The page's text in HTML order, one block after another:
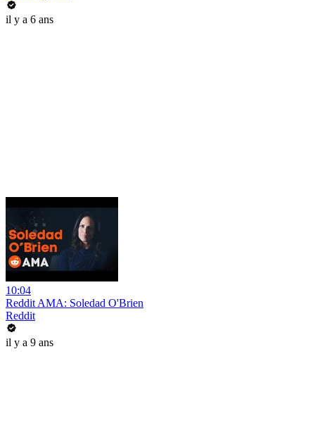
il y a 6 ans
10:04
Reddit AMA: Soledad O'Brien
Reddit
il y a 9 ans